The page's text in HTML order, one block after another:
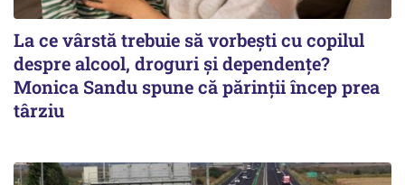
La ce vârstă trebuie să vorbești cu copilul
despre alcool, droguri și dependențe?
Monica Sandu spune că părinții încep prea
târziu